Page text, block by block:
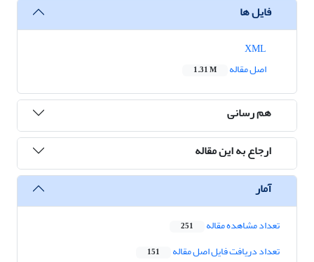
فایل ها
اصل مقاله
1.31 M
هم رسانی
ارجاع به این مقاله
آمار
تعداد مشاهده مقاله 251
تعداد دریافت فایل اصل مقاله 151